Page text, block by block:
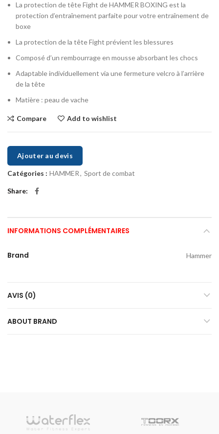
La protection de tête Fight de HAMMER BOXING est la
protection d’entraînement parfaite pour votre entraînement de
boxe
La protection de la tête Fight prévient les blessures
Composé d’un rembourrage en mousse absorbant les chocs
Adaptable individuellement via une fermeture velcro à l’arrière
de la tête
Matière : peau de vache
Compare Add to wishlist
Ajouter au devis
Catégories : HAMMER, Sport de combat
Share
INFORMATIONS COMPLÉMENTAIRES
Brand Hammer
AVIS (0)
ABOUT BRAND